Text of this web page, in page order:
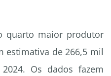
quarto maior produtor
estimativa de 266,5 mil
Os dados fazem